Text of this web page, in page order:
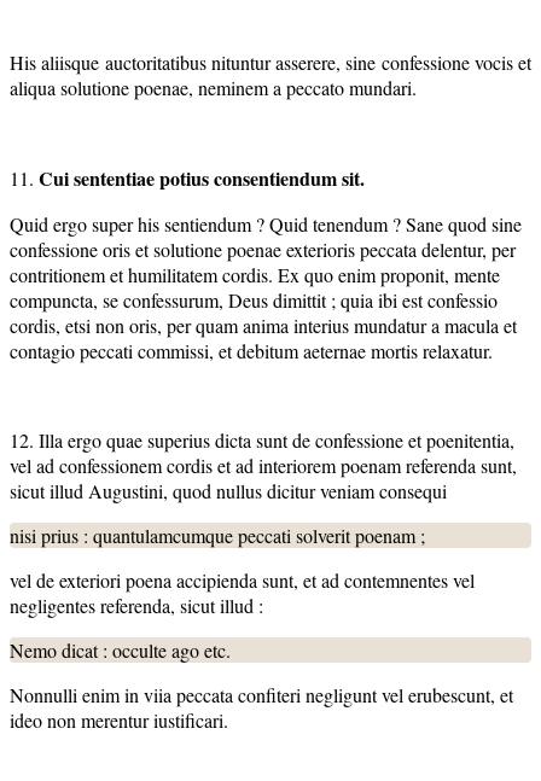
His aliisque auctoritatibus nituntur asserere, sine confessione vocis et
aliqua solutione poenae, neminem a peccato mundari.
11. Cui sententiae potius consentiendum sit.
Quid ergo super his sentiendum ? Quid tenendum ? Sane quod sine
confessione oris et solutione poenae exterioris peccata delentur, per
contritionem et humilitatem cordis. Ex quo enim proponit, mente
compuncta, se confessurum, Deus dimittit ; quia ibi est confessio
cordis, etsi non oris, per quam anima interius mundatur a macula et
contagio peccati commissi, et debitum aeternae mortis relaxatur.
12. Illa ergo quae superius dicta sunt de confessione et poenitentia,
vel ad confessionem cordis et ad interiorem poenam referenda sunt,
sicut illud Augustini, quod nullus dicitur veniam consequi
nisi prius : quantulamcumque peccati solverit poenam ;
vel de exteriori poena accipienda sunt, et ad contemnentes vel
negligentes referenda, sicut illud :
Nemo dicat : occulte ago etc.
Nonnulli enim in viia peccata confiteri negligunt vel erubescunt, et
ideo non merentur iustificari.